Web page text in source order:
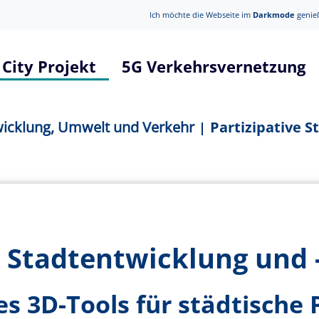
Ich möchte die Webseite im Darkmode
Projekt
und Datenpolitik
5G Verkehrsvernetzung
Projektbeschreibung in einfache
Teilprojekt Energie- und
Teilprojekt Informative
Teilprojekt Kollisionsvermeidung
Teilprojekt Kooperative
Anleitung
Umwelt und Verkehr Partizipative
und
3D-Tools für städtische